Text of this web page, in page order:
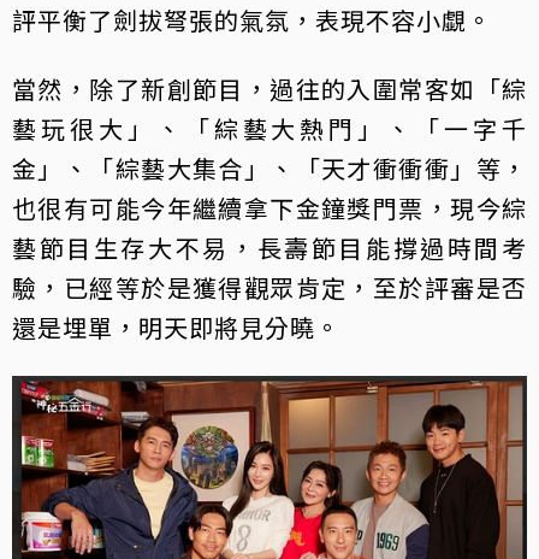
評平衡了劍拔弩張的氣氛，表現不容小覷。
當然，除了新創節目，過往的入圍常客如「綜
藝玩很大」、「綜藝大熱門」、「一字千
金」、「綜藝大集合」、「天才衝衝衝」等，
也很有可能今年繼續拿下金鐘獎門票，現今綜
藝節目生存大不易，長壽節目能撐過時間考
驗，已經等於是獲得觀眾肯定，至於評審是否
還是埋單，明天即將見分曉。